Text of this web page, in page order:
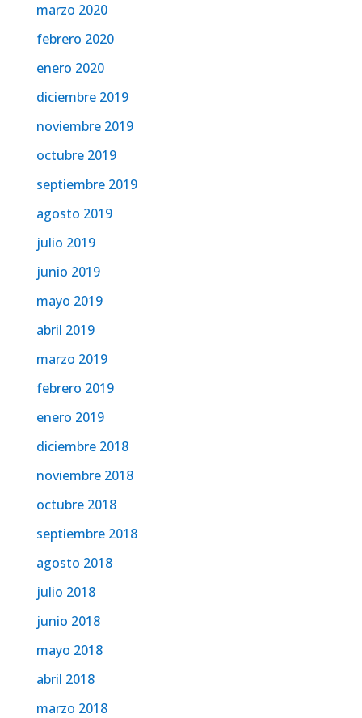
marzo 2020
febrero 2020
enero 2020
diciembre 2019
noviembre 2019
octubre 2019
septiembre 2019
agosto 2019
julio 2019
junio 2019
mayo 2019
abril 2019
marzo 2019
febrero 2019
enero 2019
diciembre 2018
noviembre 2018
octubre 2018
septiembre 2018
agosto 2018
julio 2018
junio 2018
mayo 2018
abril 2018
marzo 2018